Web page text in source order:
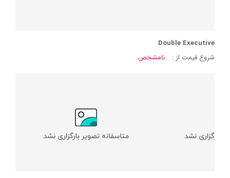
Double Executive
شروع قیمت از :
نامشخص